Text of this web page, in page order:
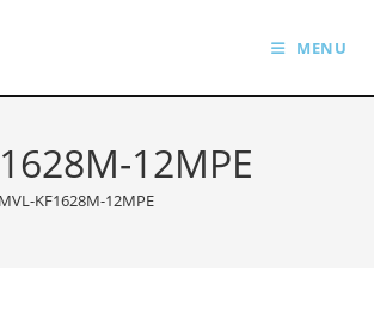
MENU
12MPE
MVL-KF1628M-12MPE